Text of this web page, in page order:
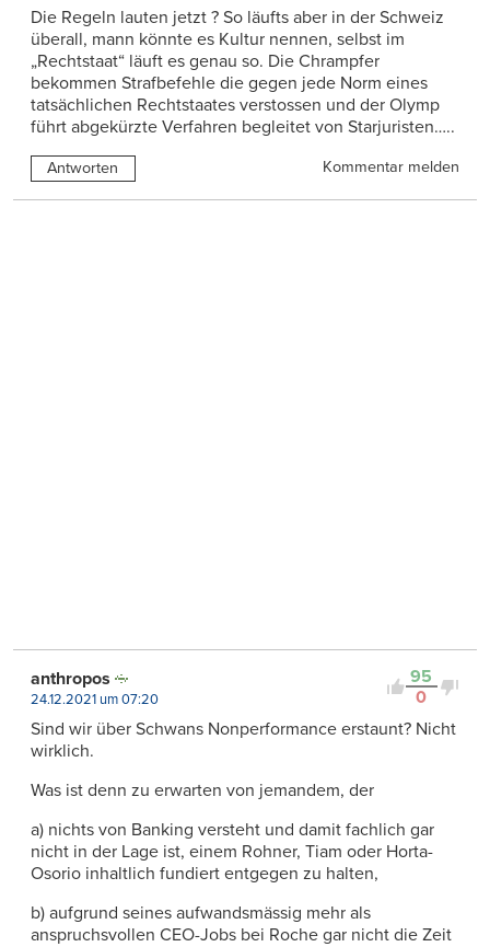
Die Regeln lauten jetzt ? So läufts aber in der Schweiz
überall, mann könnte es Kultur nennen, selbst im
„Rechtstaat“ läuft es genau so. Die Chrampfer
bekommen Strafbefehle die gegen jede Norm eines
tatsächlichen Rechtstaates verstossen und der Olymp
führt abgekürzte Verfahren begleitet von Starjuristen…..
Antworten Kommentar melden
95
0
anthropos
24.12.2021 um 07:20
Sind wir über Schwans Nonperformance erstaunt? Nicht
wirklich.
Was ist denn zu erwarten von jemandem, der
a) nichts von Banking versteht und damit fachlich gar
nicht in der Lage ist, einem Rohner, Tiam oder Horta-
Osorio inhaltlich fundiert entgegen zu halten,
b) aufgrund seines aufwandsmässig mehr als
anspruchsvollen CEO-Jobs bei Roche gar nicht die Zeit